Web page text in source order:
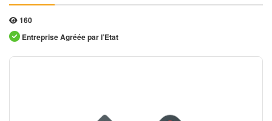
160
Entreprise Agréée par l’Etat